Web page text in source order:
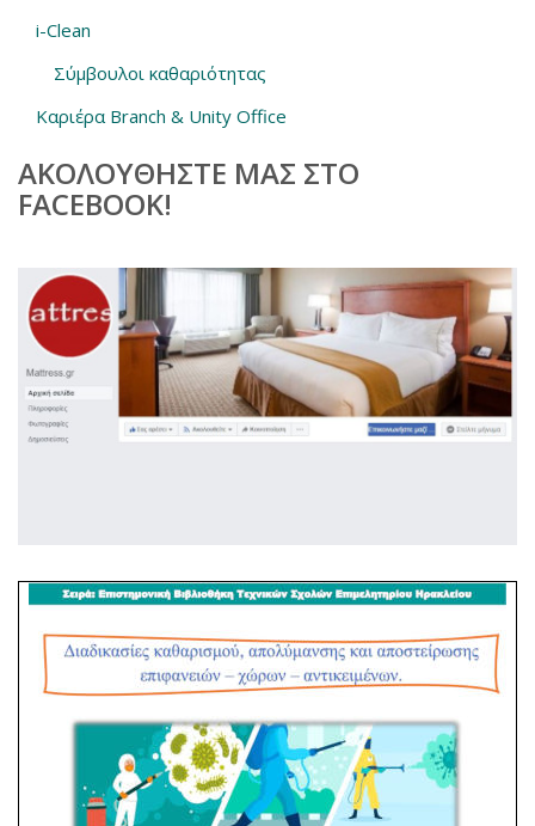
i-Clean
Σύμβουλοι καθαριότητας
Καριέρα Branch & Unity Office
ΑΚΟΛΟΥΘΗΣΤΕ ΜΑΣ ΣΤΟ
FACEBOOK!